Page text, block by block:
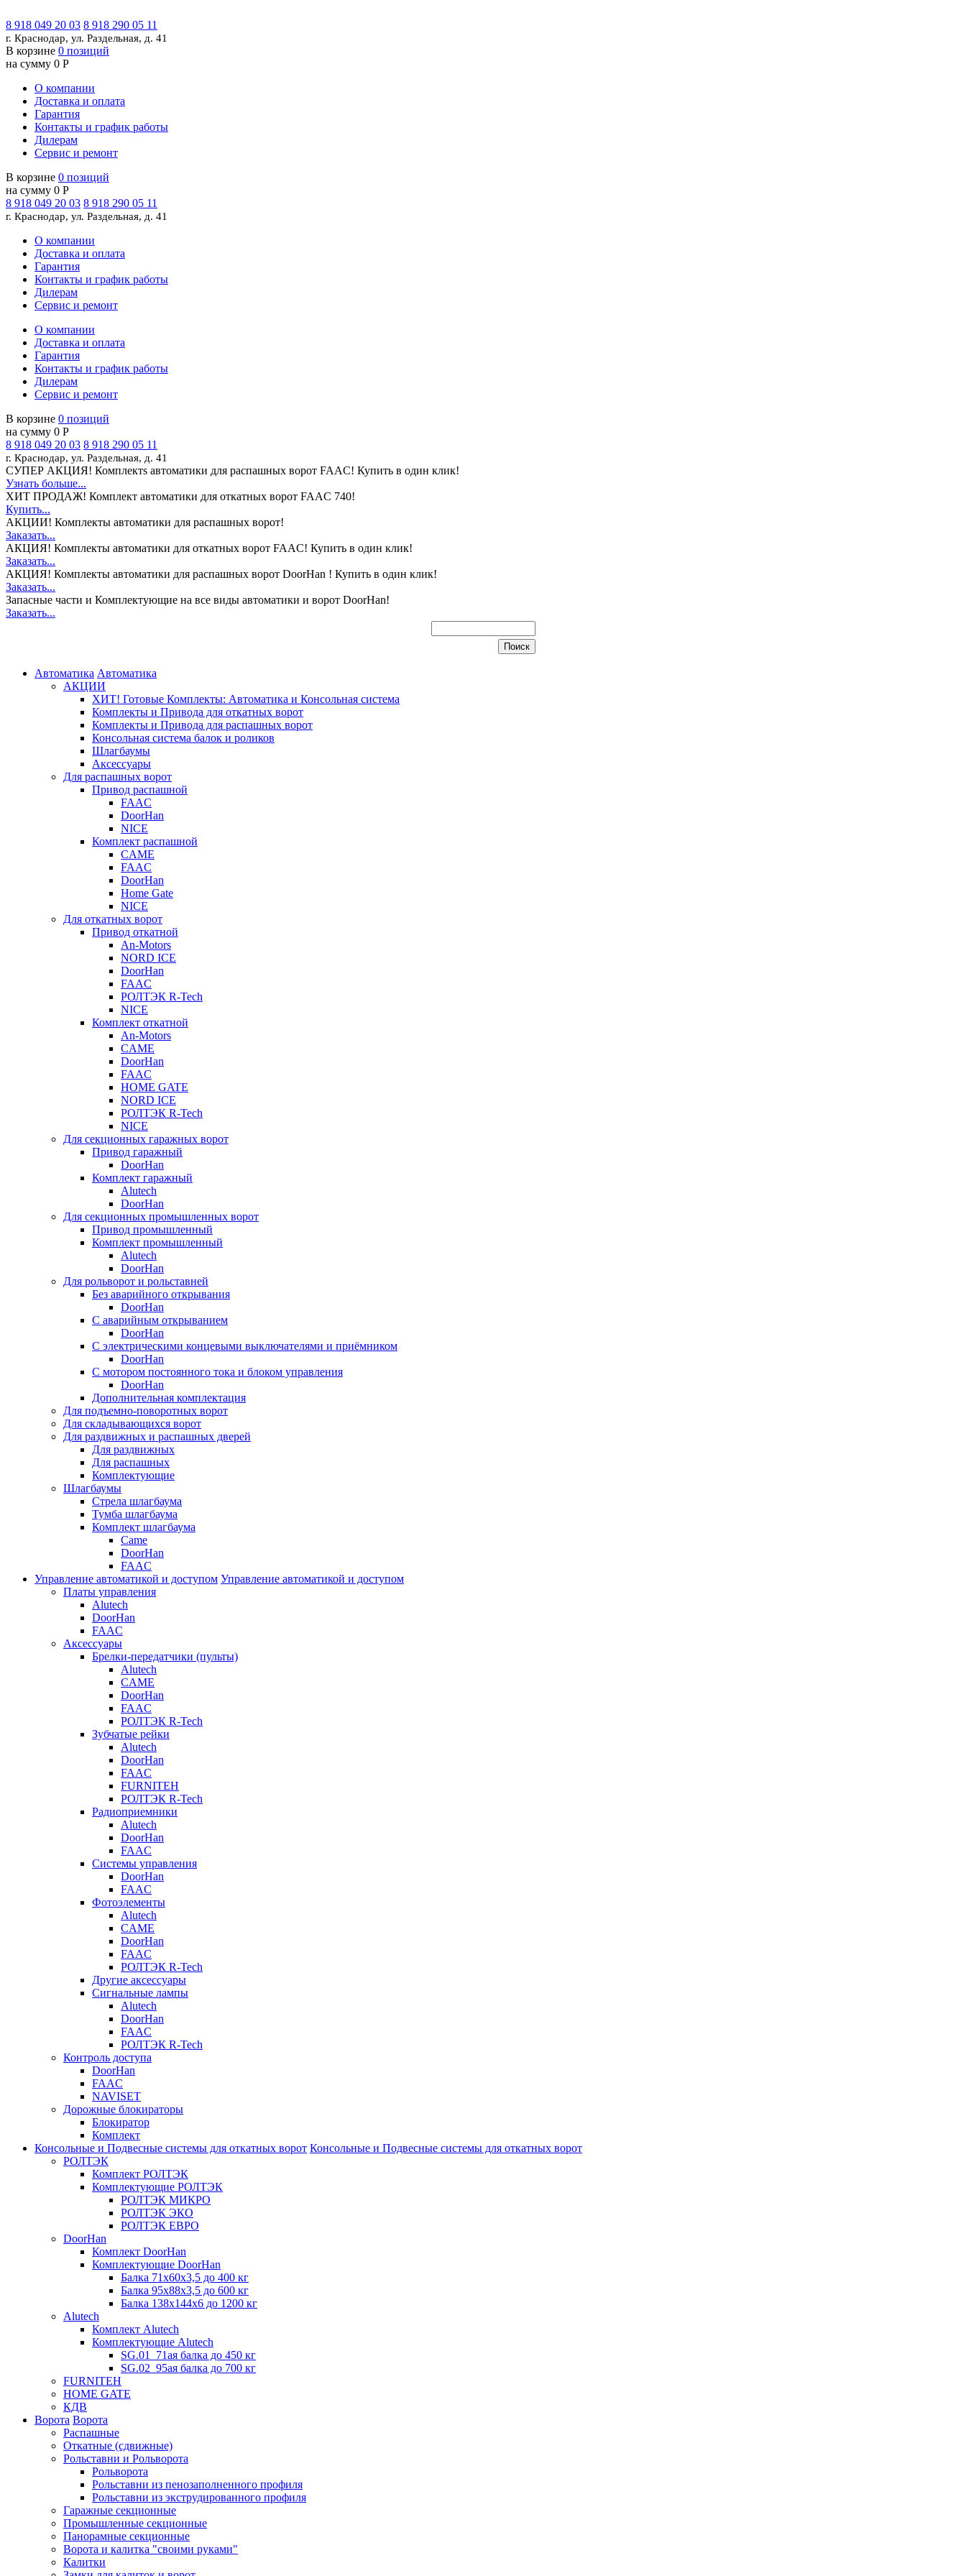
8 918 049 20 03 8 918 290 05 11
г. Краснодар, ул. Раздельная, д. 41
В корзине 0 позиций
на сумму 0 Р
О компании
Доставка и оплата
Гарантия
Контакты и график работы
Дилерам
Сервис и ремонт
В корзине 0 позиций
на сумму 0 Р
8 918 049 20 03 8 918 290 05 11
г. Краснодар, ул. Раздельная, д. 41
О компании
Доставка и оплата
Гарантия
Контакты и график работы
Дилерам
Сервис и ремонт
О компании
Доставка и оплата
Гарантия
Контакты и график работы
Дилерам
Сервис и ремонт
В корзине 0 позиций
на сумму 0 Р
8 918 049 20 03 8 918 290 05 11
г. Краснодар, ул. Раздельная, д. 41
СУПЕР АКЦИЯ! Комплектs автоматики для распашных ворот FAAC! Купить в один клик!
Узнать больше...
ХИТ ПРОДАЖ! Комплект автоматики для откатных ворот FAAC 740!
Купить...
АКЦИИ! Комплекты автоматики для распашных ворот!
Заказать...
АКЦИЯ! Комплекты автоматики для откатных ворот FAAC! Купить в один клик!
Заказать...
АКЦИЯ! Комплекты автоматики для распашных ворот DoorHan ! Купить в один клик!
Заказать...
Запасные части и Комплектующие на все виды автоматики и ворот DoorHan!
Заказать...
Автоматика Автоматика
АКЦИИ
ХИТ! Готовые Комплекты: Автоматика и Консольная система
Комплекты и Привода для откатных ворот
Комплекты и Привода для распашных ворот
Консольная система балок и роликов
Шлагбаумы
Аксессуары
Для распашных ворот
Привод распашной
FAAC
DoorHan
NICE
Комплект распашной
CAME
FAAC
DoorHan
Home Gate
NICE
Для откатных ворот
Привод откатной
An-Motors
NORD ICE
DoorHan
FAAC
РОЛТЭК R-Tech
NICE
Комплект откатной
An-Motors
CAME
DoorHan
FAAC
HOME GATE
NORD ICE
РОЛТЭК R-Tech
NICE
Для секционных гаражных ворот
Привод гаражный
DoorHan
Комплект гаражный
Alutech
DoorHan
Для секционных промышленных ворот
Привод промышленный
Комплект промышленный
Alutech
DoorHan
Для рольворот и рольставней
Без аварийного открывания
DoorHan
С аварийным открыванием
DoorHan
С электрическими концевыми выключателями и приёмником
DoorHan
С мотором постоянного тока и блоком управления
DoorHan
Дополнительная комплектация
Для подъемно-поворотных ворот
Для складывающихся ворот
Для раздвижных и распашных дверей
Для раздвижных
Для распашных
Комплектующие
Шлагбаумы
Стрела шлагбаума
Тумба шлагбаума
Комплект шлагбаума
Came
DoorHan
FAAC
Управление автоматикой и доступом Управление автоматикой и доступом
Платы управления
Alutech
DoorHan
FAAC
Аксессуары
Брелки-передатчики (пульты)
Alutech
CAME
DoorHan
FAAC
РОЛТЭК R-Tech
Зубчатые рейки
Alutech
DoorHan
FAAC
FURNITEH
РОЛТЭК R-Tech
Радиоприемники
Alutech
DoorHan
FAAC
Системы управления
DoorHan
FAAC
Фотоэлементы
Alutech
CAME
DoorHan
FAAC
РОЛТЭК R-Tech
Другие аксессуары
Сигнальные лампы
Alutech
DoorHan
FAAC
РОЛТЭК R-Tech
Контроль доступа
DoorHan
FAAC
NAVISET
Дорожные блокираторы
Блокиратор
Комплект
Консольные и Подвесные системы для откатных ворот Консольные и Подвесные системы для откатных ворот
РОЛТЭК
Комплект РОЛТЭК
Комплектующие РОЛТЭК
РОЛТЭК МИКРО
РОЛТЭК ЭКО
РОЛТЭК ЕВРО
DoorHan
Комплект DoorHan
Комплектующие DoorHan
Балка 71х60х3,5 до 400 кг
Балка 95х88х3,5 до 600 кг
Балка 138х144х6 до 1200 кг
Alutech
Комплект Alutech
Комплектующие Alutech
SG.01_71ая балка до 450 кг
SG.02_95ая балка до 700 кг
FURNITEH
HOME GATE
КДВ
Ворота Ворота
Распашные
Откатные (сдвижные)
Рольставни и Рольворота
Рольворота
Рольставни из пенозаполненного профиля
Рольставни из экструдированного профиля
Гаражные секционные
Промышленные секционные
Панорамные секционные
Ворота и калитка "своими руками"
Калитки